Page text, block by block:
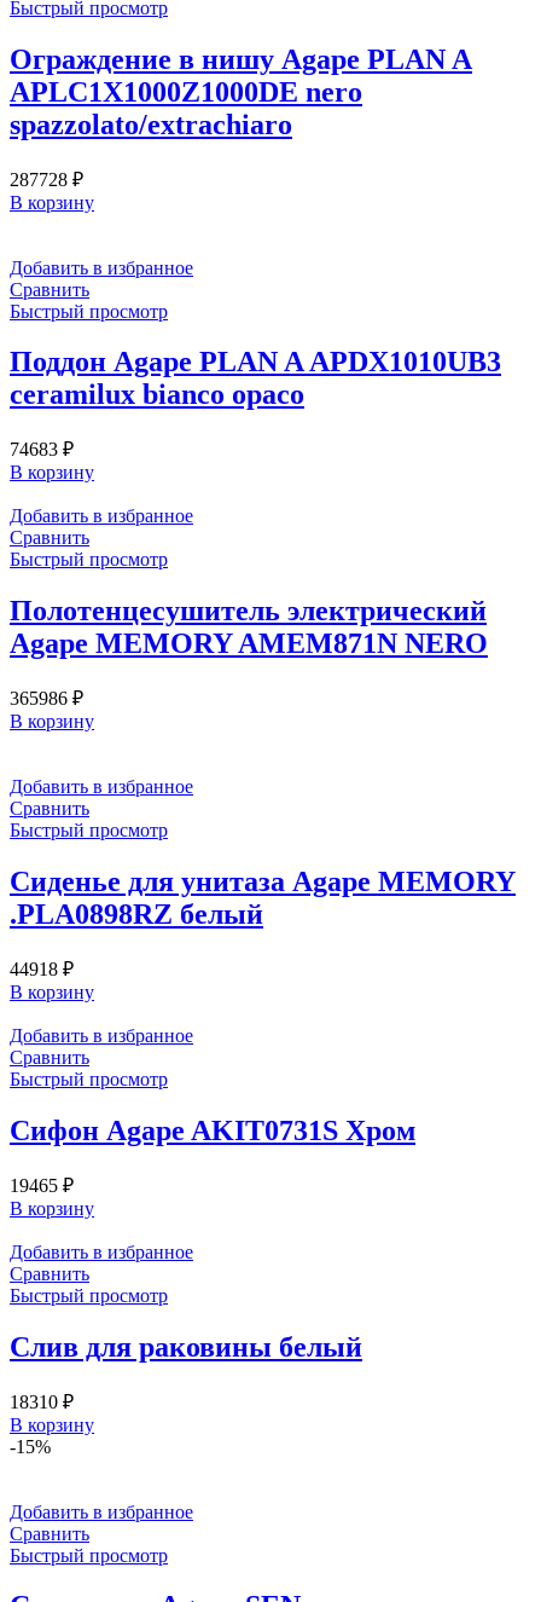
Быстрый просмотр
Ограждение в нишу Agape PLAN A
APLC1X1000Z1000DE nero
spazzolato/extrachiaro
287728 ₽
В корзину
Добавить в избранное
Сравнить
Быстрый просмотр
Поддон Agape PLAN A APDX1010UB3
ceramilux bianco opaco
74683 ₽
В корзину
Добавить в избранное
Сравнить
Быстрый просмотр
Полотенцесушитель электрический
Agape MEMORY AMEM871N NERO
365986 ₽
В корзину
Добавить в избранное
Сравнить
Быстрый просмотр
Сиденье для унитаза Agape MEMORY
.PLA0898RZ белый
44918 ₽
В корзину
Добавить в избранное
Сравнить
Быстрый просмотр
Сифон Agape AKIT0731S Хром
19465 ₽
В корзину
Добавить в избранное
Сравнить
Быстрый просмотр
Слив для раковины белый
18310 ₽
В корзину
-15%
Добавить в избранное
Сравнить
Быстрый просмотр